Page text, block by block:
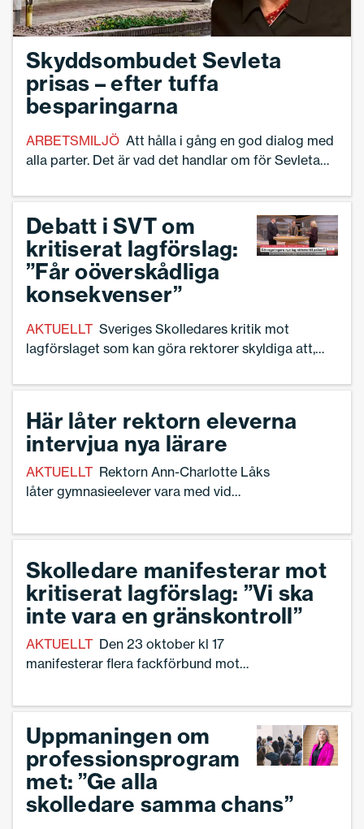
Skyddsombudet Sevleta
prisas – efter tuffa
besparingarna
ARBETSMILJÖ Att hålla i gång en god dialog med
alla parter. Det är vad det handlar om för Sevleta
Skyddsombud 2024 vid en ceremoni i Rådhuset i
Göteborg.
Debatt i SVT om
kritiserat lagförslag:
”Får oöverskådliga
konsekvenser”
AKTUELLT Sveriges Skolledares kritik mot
lagförslaget som kan göra rektorer skyldiga att,
debatterades i SVT under morgonen. – Att oombett
konsekvenser, säger Ann-Charlotte Gavelin
Rydman, förbundsordförande.
Här låter rektorn eleverna
intervjua nya lärare
AKTUELLT Rektorn Ann-Charlotte Låks
låter gymnasieelever vara med vid
Staffangymnasiet i Söderhamn. –
Skolledare manifesterar mot
kritiserat lagförslag: ”Vi ska
inte vara en gränskontroll”
AKTUELLT Den 23 oktober kl 17
manifesterar flera fackförbund mot
papperslösa. En av anförarna är Ann-
förbundsordförande Sveriges
Skolledare. – Vi ska inte ses som en
gränskontroll, säger hon.
Uppmaningen om
professionsprogram
met: ”Ge alla
skolledare samma chans”